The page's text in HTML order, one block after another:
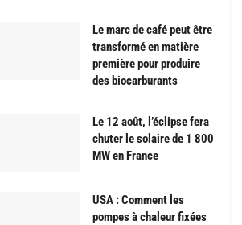
Le marc de café peut être
transformé en matière
première pour produire
des biocarburants
Le 12 août, l’éclipse fera
chuter le solaire de 1 800
MW en France
USA : Comment les
pompes à chaleur fixées